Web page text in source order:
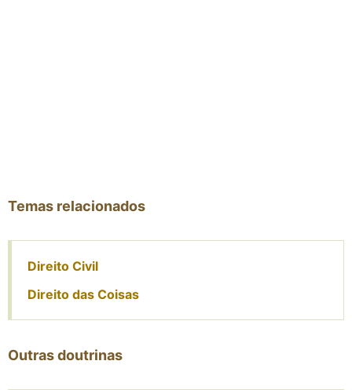
Temas relacionados
Direito Civil
Direito das Coisas
Outras doutrinas